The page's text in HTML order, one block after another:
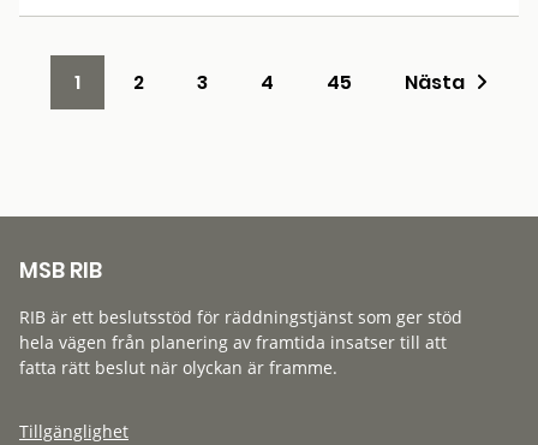
1 2 3 4 45 Nästa
MSB RIB
RIB är ett beslutsstöd för räddningstjänst som ger stöd
hela vägen från planering av framtida insatser till att
fatta rätt beslut när olyckan är framme.
Tillgänglighet